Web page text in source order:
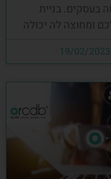
בעסקים. בניית
ומחוצה לה יכולה